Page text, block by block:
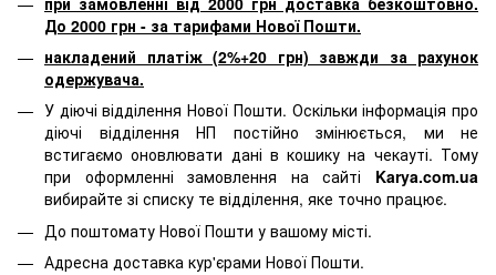
До 2000 грн - за тарифами Нової Пошти.
накладений платіж (2%+20 грн) завжди за рахунок
одержувача.
У діючі відділення Нової Пошти. Оскільки інформація про
діючі відділення НП постійно змінюється, ми не
встигаємо оновлювати дані в кошику на чекауті. Тому
при оформленні замовлення на сайті Karya.com.ua
вибирайте зі списку те відділення, яке точно працює.
До поштомату Нової Пошти у вашому місті.
Адресна доставка кур'єрами Нової Пошти.